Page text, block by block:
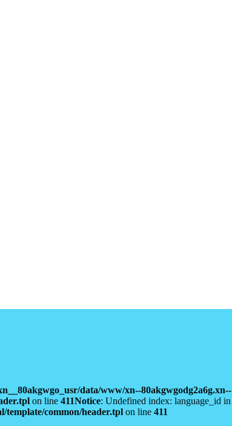
data/www/xn--80akgwgodg2a6g.xn--
on line 411Notice: Undefined index: language_id in
template/common/header.tpl on line 411